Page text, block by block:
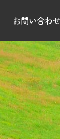
お問い合わせ